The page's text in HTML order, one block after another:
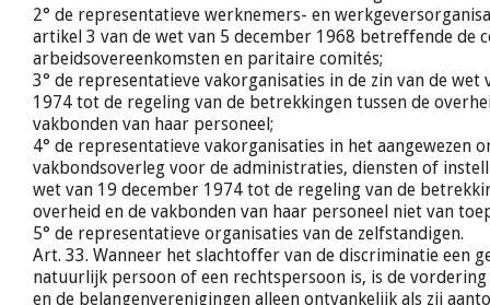
2° de representatieve werknemers- en
artikel 3 van de wet van 5 december 1968 betreffende de
arbeidsovereenkomsten en paritaire comités;
3° de representatieve vakorganisaties in de zin van de wet
1974 tot de regeling van de betrekkingen tussen de
vakbonden van haar personeel;
4° de representatieve vakorganisaties in het aangewezen
vakbondsoverleg voor de administraties, diensten of
wet van 19 december 1974 tot de regeling van de
overheid en de vakbonden van haar personeel niet van
5° de representatieve organisaties van de zelfstandigen.
Art. 33. Wanneer het slachtoffer van de discriminatie een
natuurlijk persoon of een rechtspersoon is, is de
en de belangenverenigingen alleen ontvankelijk als zij